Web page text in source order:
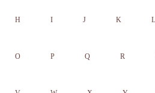
H I J K L
O P Q R